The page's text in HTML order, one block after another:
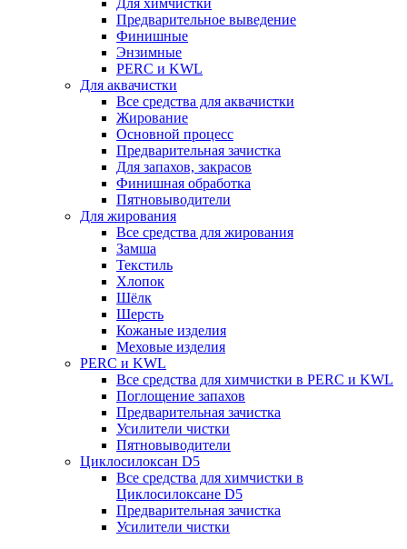
Для химчистки
Предварительное выведение
Финишные
Энзимные
PERC и KWL
Для аквачистки
Все средства для аквачистки
Жирование
Основной процесс
Предварительная зачистка
Для запахов, закрасов
Финишная обработка
Пятновыводители
Для жирования
Все средства для жирования
Замша
Текстиль
Хлопок
Шёлк
Шерсть
Кожаные изделия
Меховые изделия
PERC и KWL
Все средства для химчистки в PERC и KWL
Поглощение запахов
Предварительная зачистка
Усилители чистки
Пятновыводители
Циклосилоксан D5
Все средства для химчистки в
Циклосилоксане D5
Предварительная зачистка
Усилители чистки